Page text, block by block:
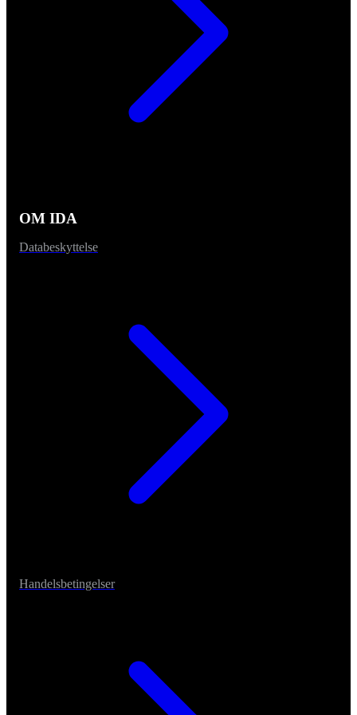
OM IDA
Databeskyttelse
Handelsbetingelser